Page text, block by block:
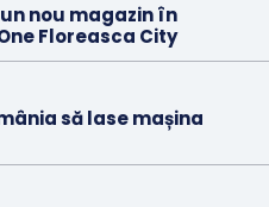
nou magazin în
Floreasca City
să lase mașina